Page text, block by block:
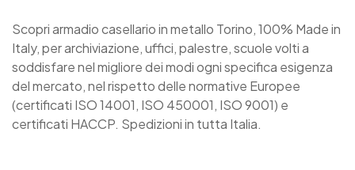
Scopri armadio casellario in metallo Torino, 100% Made in
Italy, per archiviazione, uffici, palestre, scuole volti a
soddisfare nel migliore dei modi ogni specifica esigenza
del mercato, nel rispetto delle normative Europee
(certificati ISO 14001, ISO 450001, ISO 9001) e
certificati HACCP. Spedizioni in tutta Italia.